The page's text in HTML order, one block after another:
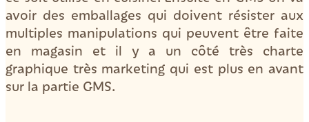
avoir des emballages qui doivent résister aux
multiples manipulations qui peuvent être faite
en magasin et il y a un côté très charte
graphique très marketing qui est plus en avant
sur la partie GMS.